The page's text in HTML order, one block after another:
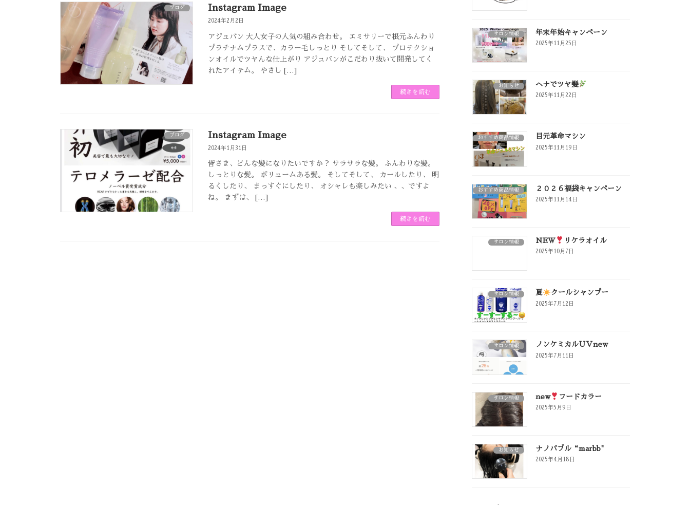
ブログ Instagram Image
2024年2月2日
アジュバン 大人女子の人気の組み合わせ。 エミサリーで根元ふんわり
プラチナムプラスで、カラー毛しっとり そしてそして、 プロテクショ
ンオイルでツヤんな仕上がり アジュバンがこだわり抜いて開発してく
れたアイテム。 やさし […]
続きを読む
ブログ Instagram Image
2024年1月31日
皆さま、どんな髪になりたいですか？ サラサラな髪。 ふんわりな髪。
しっとりな髪。 ボリュームある髪。 そしてそして、 カールしたり、 明
るくしたり、 まっすぐにしたり、 オシャレも楽しみたい 、、ですよ
ね。 まずは、 […]
続きを読む
サロン情報 年末年始キャンペーン
2025年11月25日
お知らせ ヘナでツヤ髪
2025年11月22日
おすすめ商品情報 目元革命マシン
2025年11月19日
おすすめ商品情報 ２０２６福袋キャンペーン
2025年11月14日
サロン情報 NEW リケラオイル
2025年10月7日
サロン情報 夏 クールシャンプー
2025年7月12日
サロン情報 ノンケミカルＵＶnew
2025年7月11日
サロン情報 new フードカラー
2025年5月9日
お知らせ ナノバブル“marbb"
2025年4月18日